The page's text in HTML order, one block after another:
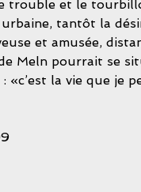
trouble et le
tantôt la
et amusée,
«c’est la vie que je